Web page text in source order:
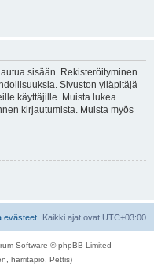
sisään. Rekisteröityminen
Sivuston ylläpitäjä
käyttäjille. Muista lukea
kirjautumista. Muista myös
Kaikki ajat ovat UTC+03:00
evästeet
Software © phpBB Limited
harritapio, Pettis)